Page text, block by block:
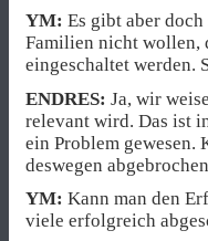
YM: Es gibt aber
Familien nicht wollen,
eingeschaltet werden.
ENDRES: Ja, wir
relevant wird. Das ist
ein Problem gewesen.
deswegen
YM: Kann man den
viele erfolgreich